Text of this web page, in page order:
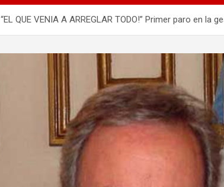
“EL QUE VENIA A ARREGLAR TODO!” Primer paro en la